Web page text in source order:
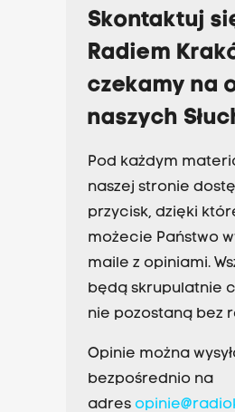
Skontaktuj
Radiem
czekamy na
naszych
Pod każdym
naszej stronie
przycisk, dzięki
możecie Państwo
maile z opiniami.
będą skrupulatnie
nie pozostaną bez
Opinie można
bezpośrednio na
adres